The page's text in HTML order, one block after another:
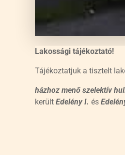
Lakossági tájékoztató!
Tájékoztatjuk a tisztelt
házhoz menő szelektív
került Edelény I. és